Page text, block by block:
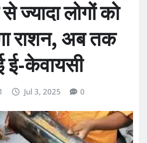
ज्यादा लोगों को
राशन, अब तक
ई-केवायसी
Jul 3, 2025 0